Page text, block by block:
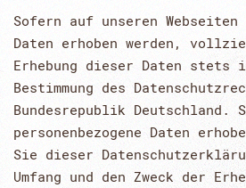
Sofern auf unseren Webseiten
Daten erhoben werden,
Erhebung dieser Daten stets
Bestimmung des
Bundesrepublik Deutschland.
personenbezogene Daten
Sie dieser
Umfang und den Zweck der